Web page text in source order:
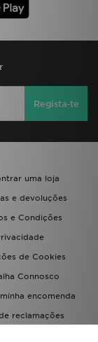
Regista-te
uma loja
e devoluções
e Condições
de Cookies
Connosco
encomenda
reclamações